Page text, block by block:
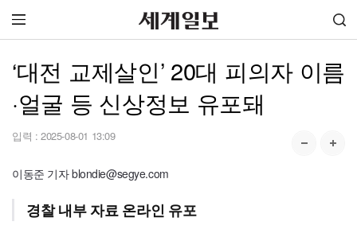
‘대전 교제살인’ 20대 피의자 이름
·얼굴 등 신상정보 유포돼
입력 : 2025-08-01 13:09
이동준 기자 blondie@segye.com
경찰 내부 자료 온라인 유포